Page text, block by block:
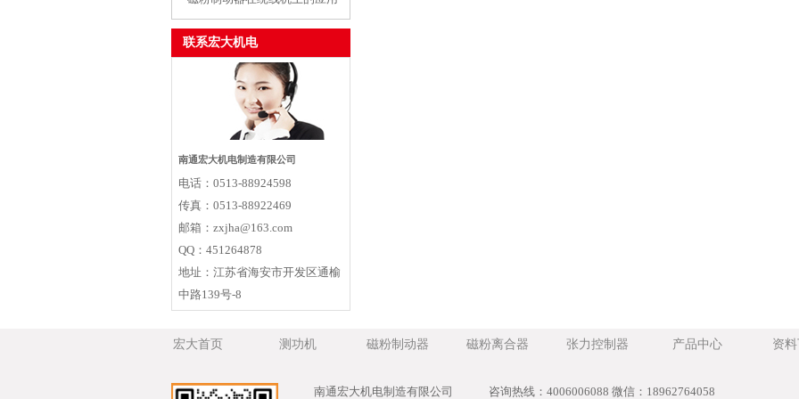
联系宏大机电
南通宏大机电制造有限公司
电话： 0513-88924598
传真： 0513-88922469
邮箱： zxjha@163.com
QQ： 451264878
地址： 江苏省海安市开发区通榆
中路139号-8
宏大首页 测功机 磁粉制动器 磁粉离合器 张力控制器 产品中心 资
南通宏大机电制造有限公司 咨询热线：4006006088 微信：18962764058